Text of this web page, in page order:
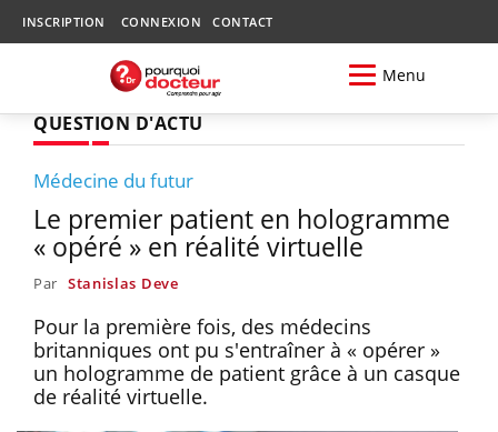
INSCRIPTION CONNEXION CONTACT
Menu
QUESTION D'ACTU
Médecine du futur
Le premier patient en hologramme
« opéré » en réalité virtuelle
Par Stanislas Deve
Pour la première fois, des médecins
britanniques ont pu s'entraîner à « opérer »
un hologramme de patient grâce à un casque
de réalité virtuelle.